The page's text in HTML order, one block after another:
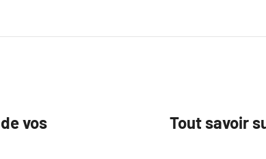
vos
Tout savoir